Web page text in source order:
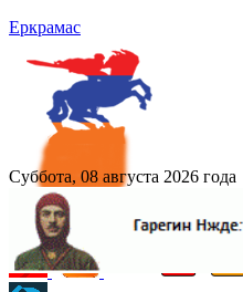
Еркрамас
Суббота, 08 августа 2026 года